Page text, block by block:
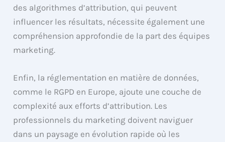
des algorithmes d’attribution, qui peuvent
influencer les résultats, nécessite également une
compréhension approfondie de la part des équipes
marketing.
Enfin, la réglementation en matière de données,
comme le RGPD en Europe, ajoute une couche de
complexité aux efforts d’attribution. Les
professionnels du marketing doivent naviguer
dans un paysage en évolution rapide où les